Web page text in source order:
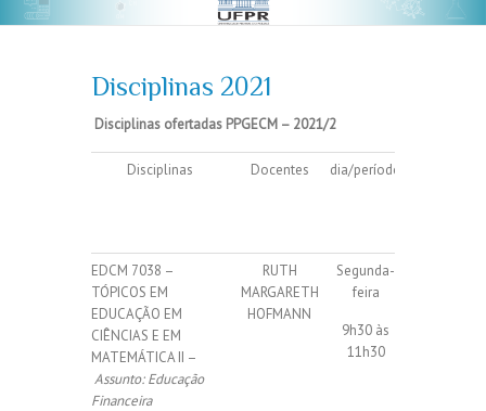
Disciplinas 2021
Disciplinas ofertadas PPGECM – 2021/2
Disciplinas Docentes dia/período
EDCM 7038 –
TÓPICOS EM
EDUCAÇÃO EM
CIÊNCIAS E EM
MATEMÁTICA II –
Assunto:Educação
Financeira
RUTH
MARGARETH
HOFMANN
Segunda-
feira
9h30 às
11h30